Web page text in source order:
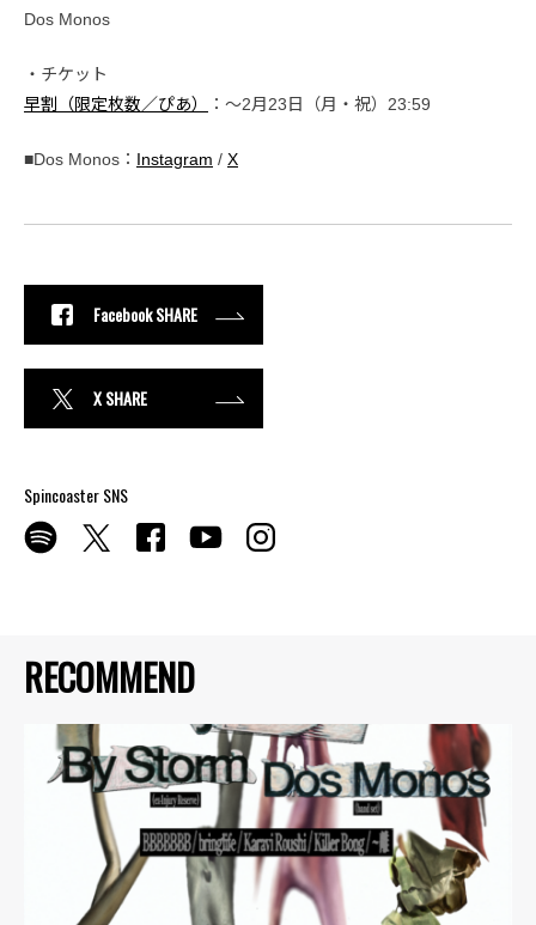
RECOMMEND
Dos Monos
・チケット
早割（限定枚数／ぴあ）
：〜2月23日（月・祝）23:59
■Dos Monos： Instagram / X
Facebook SHARE
X SHARE
Spincoaster SNS